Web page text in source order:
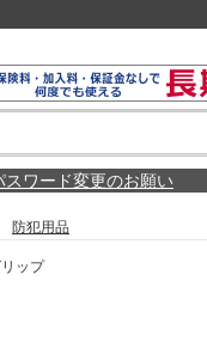
スワード変更のお願い
防犯用品
ップ